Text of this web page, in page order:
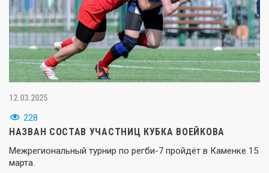
12.03.2025
228
НАЗВАН СОСТАВ УЧАСТНИЦ КУБКА ВОЕЙКОВА
Межрегиональный турнир по регби-7 пройдёт в Каменке 15
марта.